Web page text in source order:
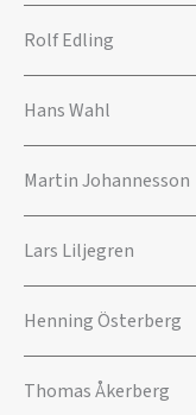
Rolf Edling
Hans Wahl
Martin Johannesson
Lars Liljegren
Henning Österberg
Thomas Åkerberg